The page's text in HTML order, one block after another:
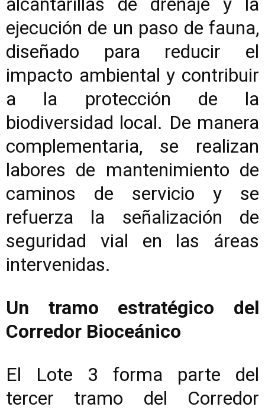
ejecución de un paso de fauna,
diseñado para reducir el
impacto ambiental y contribuir
a la protección de la
biodiversidad local. De manera
complementaria, se realizan
labores de mantenimiento de
caminos de servicio y se
refuerza la señalización de
seguridad vial en las áreas
intervenidas.
Un tramo estratégico del
Corredor Bioceánico
El Lote 3 forma parte del
tercer tramo del Corredor